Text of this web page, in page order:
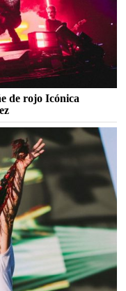
de rojo Icónica